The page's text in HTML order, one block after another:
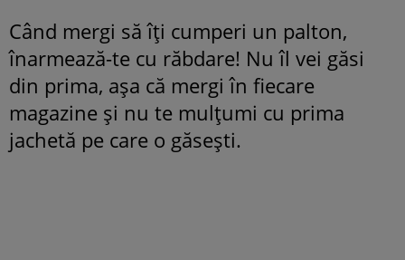
Când mergi să îți cumperi un palton,
înarmează-te cu răbdare! Nu îl vei găsi
din prima, așa că mergi în fiecare
magazine și nu te mulțumi cu prima
jachetă pe care o găsești.